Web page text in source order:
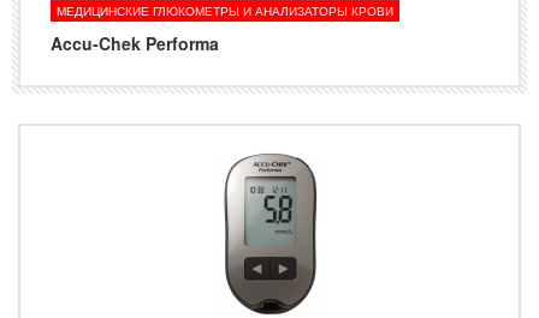
МЕДИЦИНСКИЕ ГЛЮКОМЕТРЫ И АНАЛИЗАТОРЫ КРОВИ
Accu-Chek Performa